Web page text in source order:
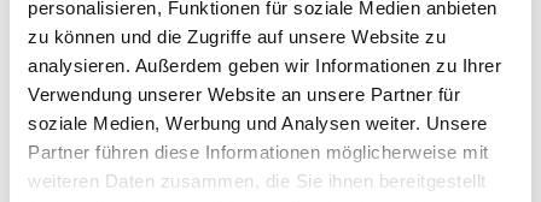
personalisieren, Funktionen für soziale Medien anbieten
zu können und die Zugriffe auf unsere Website zu
analysieren. Außerdem geben wir Informationen zu Ihrer
Verwendung unserer Website an unsere Partner für
soziale Medien, Werbung und Analysen weiter. Unsere
Partner führen diese Informationen möglicherweise mit
weiteren Daten zusammen, die Sie ihnen bereitgestellt